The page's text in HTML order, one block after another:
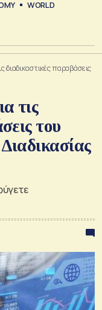
WORLD
διαδικαστικές παραβάσεις
τις
του